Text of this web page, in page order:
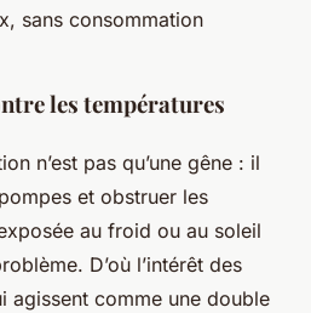
sans consommation
les températures
n’est pas qu’une gêne : il
et obstruer les
au froid ou au soleil
D’où l’intérêt des
agissent comme une double